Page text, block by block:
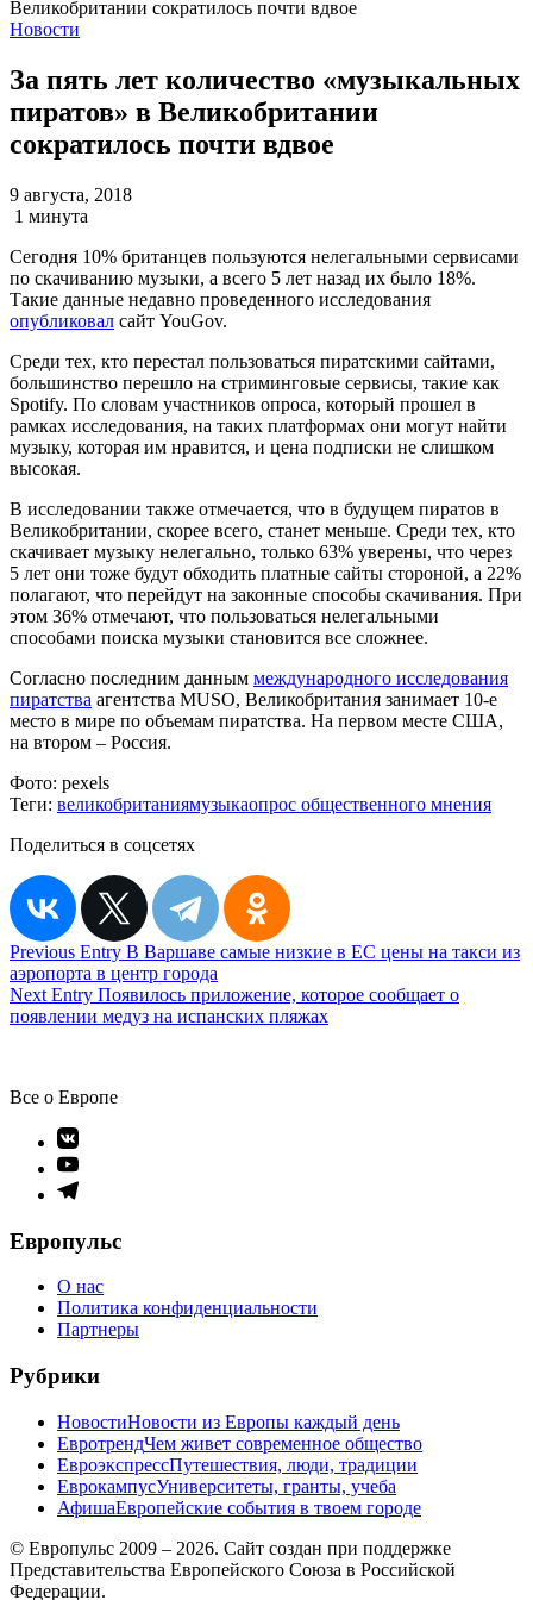
Новости
За пять лет количество «музыкальных
пиратов» в Великобритании
сократилось почти вдвое
9 августа, 2018
1 минута
Сегодня 10% британцев пользуются нелегальными сервисами
по скачиванию музыки, а всего 5 лет назад их было 18%.
Такие данные недавно проведенного исследования
опубликовал сайт YouGov.
Среди тех, кто перестал пользоваться пиратскими сайтами,
большинство перешло на стриминговые сервисы, такие как
Spotify. По словам участников опроса, который прошел в
рамках исследования, на таких платформах они могут найти
музыку, которая им нравится, и цена подписки не слишком
высокая.
В исследовании также отмечается, что в будущем пиратов в
Великобритании, скорее всего, станет меньше. Среди тех, кто
скачивает музыку нелегально, только 63% уверены, что через
5 лет они тоже будут обходить платные сайты стороной, а 22%
полагают, что перейдут на законные способы скачивания. При
этом 36% отмечают, что пользоваться нелегальными
способами поиска музыки становится все сложнее.
Согласно последним данным международного исследования
пиратства агентства MUSO, Великобритания занимает 10-е
место в мире по объемам пиратства. На первом месте США,
на втором – Россия.
Фото: pexels
Теги: великобританиямузыкаопрос общественного мнения
Поделиться в соцсетях
Навигация
по
записям
Previous Entry В Варшаве самые низкие в ЕС цены на такси из
аэропорта в центр города
Next Entry Появилось приложение, которое сообщает о
появлении медуз на испанских пляжах
Все о Европе
Элемент
меню
Элемент
меню
Элемент
Европульс
О нас
Политика конфиденциальности
Партнеры
Рубрики
НовостиНовости из Европы каждый день
ЕвротрендЧем живет современное общество
ЕвроэкспрессПутешествия, люди, традиции
ЕврокампусУниверситеты, гранты, учеба
АфишаЕвропейские события в твоем городе
© Европульс 2009 – 2026. Сайт создан при поддержке
Представительства Европейского Союза в Российской
Федерации.